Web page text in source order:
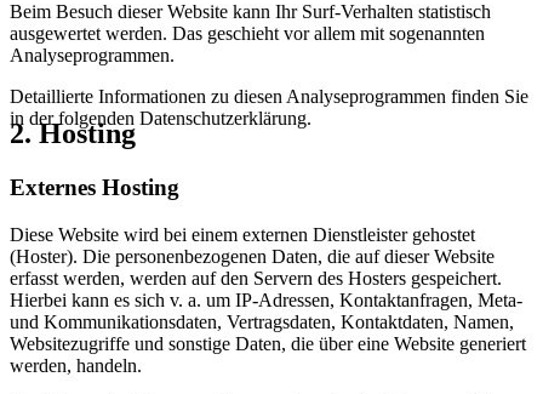
Beim Besuch dieser Website kann Ihr Surf-Verhalten statistisch
ausgewertet werden. Das geschieht vor allem mit sogenannten
Analyseprogrammen.
Detaillierte Informationen zu diesen Analyseprogrammen finden Sie
in der folgenden Datenschutzerklärung.
2.Hosting
Externes Hosting
Diese Website wird bei einem externen Dienstleister gehostet
(Hoster). Die personenbezogenen Daten, die auf dieser Website
erfasst werden, werden auf den Servern des Hosters gespeichert.
Hierbei kann es sich v. a. um IP-Adressen, Kontaktanfragen, Meta-
und Kommunikationsdaten, Vertragsdaten, Kontaktdaten, Namen,
Websitezugriffe und sonstige Daten, die über eine Website generiert
werden, handeln.